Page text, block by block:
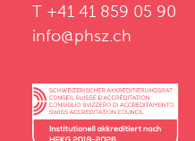
T +41 41 859 05 90
info@phsz.ch